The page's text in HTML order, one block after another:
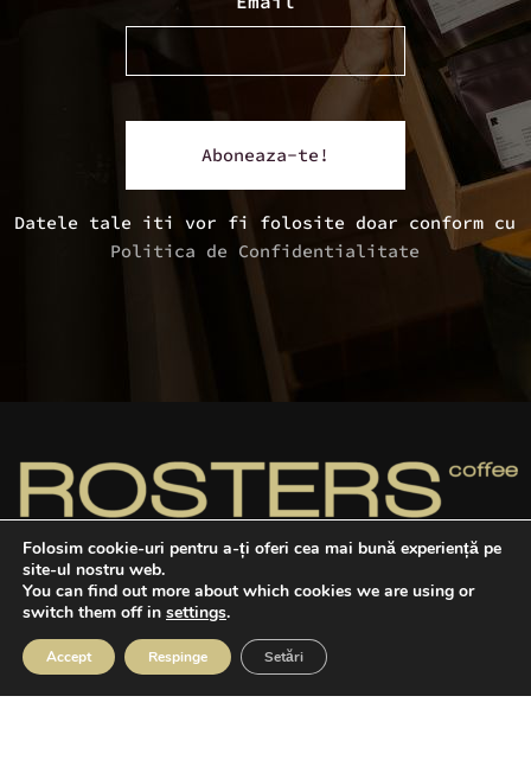
Datele tale iti vor fi folosite doar conform cu
Politica de Confidentialitate
Cafele dulci, echilibrate şi pline de caracter,
provenite din surse sustenabile, prăjite de noi
în România.
Telefon: +40 741 051 054
Program: L-V 09:00 – 17:00
Folosim cookie-uri pentru a-ți oferi cea mai bună experiență pe
site-ul nostru web.
You can find out more about which cookies we are using or
switch them off in settings.
Accept Respinge Setări
FavoriteCos
Contul meu